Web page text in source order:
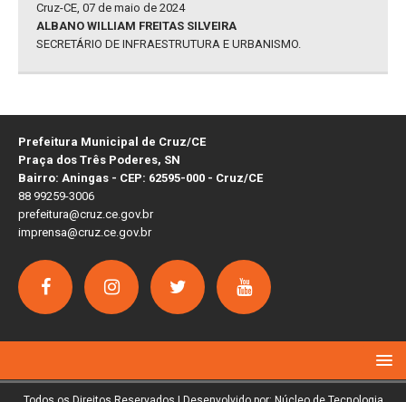
Cruz-CE, 07 de maio de 2024
ALBANO WILLIAM FREITAS SILVEIRA
SECRETÁRIO DE INFRAESTRUTURA E URBANISMO.
Prefeitura Municipal de Cruz/CE
Praça dos Três Poderes, SN
Bairro: Aningas - CEP: 62595-000 - Cruz/CE
88 99259-3006
prefeitura@cruz.ce.gov.br
imprensa@cruz.ce.gov.br